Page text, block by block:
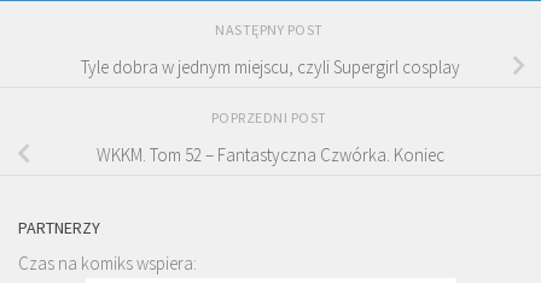
NASTĘPNY POST
Tyle dobra w jednym miejscu, czyli Supergirl cosplay
POPRZEDNI POST
WKKM. Tom 52 – Fantastyczna Czwórka. Koniec
PARTNERZY
Czas na komiks wspiera: